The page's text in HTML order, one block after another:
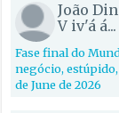
João
V iv'á á...
Fase final do
negócio,
de June de 2026